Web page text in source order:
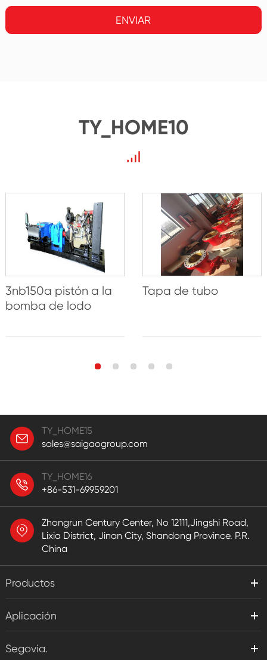
ENVIAR
TY_HOME10
3nb150a pistón a la
bomba de lodo
Tapa de tubo
TY_HOME15
sales@saigaogroup.com
TY_HOME16
+86-531-69959201
Zhongrun Century Center, No 12111,Jingshi Road,
Lixia District, Jinan City, Shandong Province. P.R.
China
Productos
Aplicación
Segovia.